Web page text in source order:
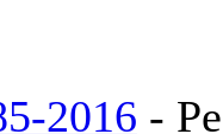
2016 -